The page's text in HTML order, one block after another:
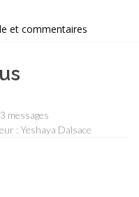
et commentaires
3 messages
: Yeshaya Dalsace